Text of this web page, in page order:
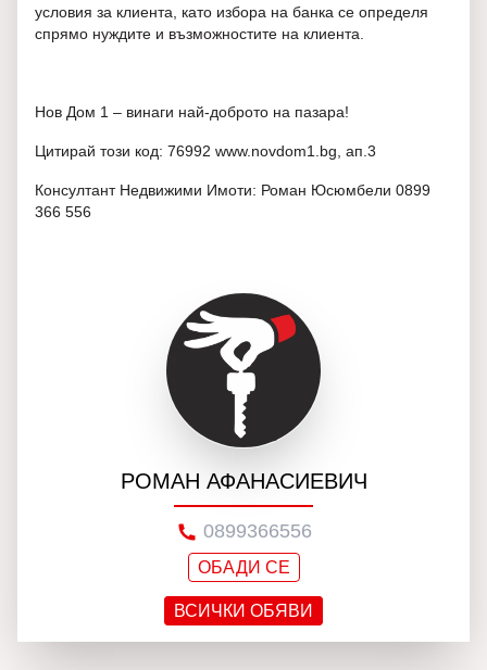
условия за клиента, като избора на банка се определя
спрямо нуждите и възможностите на клиента.
Нов Дом 1 – винаги най-доброто на пазара!
Цитирай този код: 76992 www.novdom1.bg, ап.3
Консултант Недвижими Имоти: Роман Юсюмбели 0899
366 556
РОМАН АФАНАСИЕВИЧ
0899366556
ОБАДИ СЕ
ВСИЧКИ ОБЯВИ